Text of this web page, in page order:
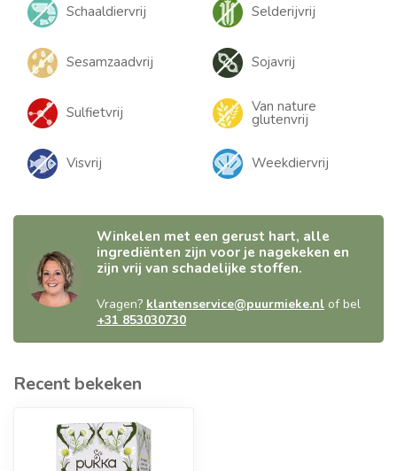
Schaaldiervrij Selderijvrij
Sesamzaadvrij Sojavrij
Sulfietvrij Van nature
glutenvrij
Visvrij Weekdiervrij
Winkelen met een gerust hart, alle
ingrediënten zijn voor je nagekeken en
zijn vrij van schadelijke stoffen.
Vragen? klantenservice@puurmieke.nl of bel
+31 853030730
Recent bekeken